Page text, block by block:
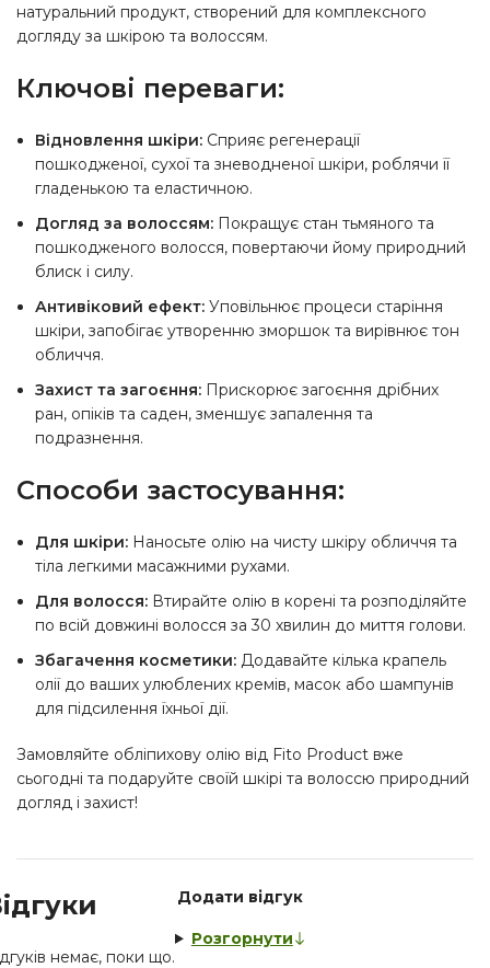
натуральний продукт, створений для комплексного
догляду за шкірою та волоссям.
Ключові переваги:
Відновлення шкіри: Сприяє регенерації
пошкодженої, сухої та зневодненої шкіри, роблячи її
гладенькою та еластичною.
Догляд за волоссям: Покращує стан тьмяного та
пошкодженого волосся, повертаючи йому природний
блиск і силу.
Антивіковий ефект: Уповільнює процеси старіння
шкіри, запобігає утворенню зморшок та вирівнює тон
обличчя.
Захист та загоєння: Прискорює загоєння дрібних
ран, опіків та саден, зменшує запалення та
подразнення.
Способи застосування:
Для шкіри: Наносьте олію на чисту шкіру обличчя та
тіла легкими масажними рухами.
Для волосся: Втирайте олію в корені та розподіляйте
по всій довжині волосся за 30 хвилин до миття голови.
Збагачення косметики: Додавайте кілька крапель
олії до ваших улюблених кремів, масок або шампунів
для підсилення їхньої дії.
Замовляйте обліпихову олію від Fito Product вже
сьогодні та подаруйте своїй шкірі та волоссю природний
догляд і захист!
немає, поки що.
Додати відгук
Розгорнути